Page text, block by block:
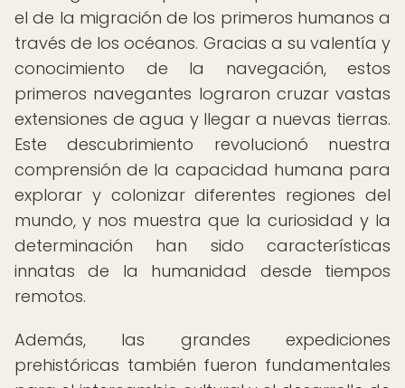
el de la migración de los primeros humanos a
través de los océanos. Gracias a su valentía y
conocimiento de la navegación, estos
primeros navegantes lograron cruzar vastas
extensiones de agua y llegar a nuevas tierras.
Este descubrimiento revolucionó nuestra
comprensión de la capacidad humana para
explorar y colonizar diferentes regiones del
mundo, y nos muestra que la curiosidad y la
determinación han sido características
innatas de la humanidad desde tiempos
remotos.
Además, las grandes expediciones
prehistóricas también fueron fundamentales